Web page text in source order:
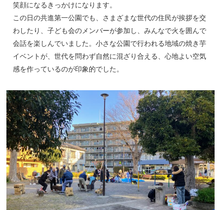
笑顔になるきっかけになります。
この日の共進第一公園でも、さまざまな世代の住民が挨拶を交
わしたり、子ども会のメンバーが参加し、みんなで火を囲んで
会話を楽しんでいました。小さな公園で行われる地域の焼き芋
イベントが、世代を問わず自然に混ざり合える、心地よい空気
感を作っているのが印象的でした。